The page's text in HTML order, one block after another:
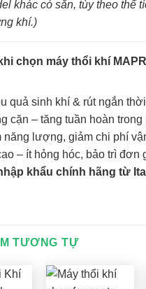
khác có sẵn, tùy theo thể
khí.)
chọn máy thổi khí
quả sinh khí & rút ngắn
cặn – tăng tuần hoàn trong
năng lượng, giảm chi phí
– ít hỏng hóc, bảo trì đơn
khẩu chính hãng từ
TƯƠNG TỰ